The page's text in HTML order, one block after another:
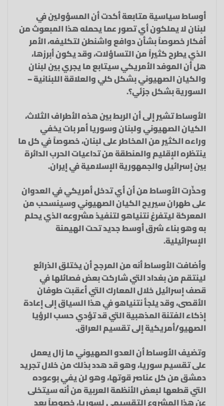
أوساط سياسية متابعة أكدت أن المسؤولين في
لبنان لا يملكون أي تصور عما يحمله هذا المبعوث من
أفكار خصوصاً بشأن دوافع واشنطن لتكليفه، الأمر
الذي يطرح كثيراً من التساؤلات، وقد يكون أبرزها،
هل أن الموفد الأمريكي سيتابع ما يجري بين لبنان
والكيان الصهيوني بشكل كلي والعلاقة اللبنانية –
السورية بشكل جزئي؟.
الأوساط تشير إلى أن الربط بين هذه الأطراف الثلاث،
الكيان الصهيوني ولبنان وسوريا أمر بات يخفي
وراءه الكثير من المخاطر على لبنان، خصوصاً في كل ما
ينتظره الإقليم والمنطقة من تداعيات الحرب الدائرة
بين إسرائيل والجمهورية الإسلامية في إيران.
وحذّرت الأوساط من أن أي تدخل أمريكي في العدوان
على طهران سيريح الكيان الصهيوني وسينسحب من
المعركة ليتفرغ نتنياهو لتنفيذ مشروعه الذي يحلم
به وهو بناء شرق أوسط جديد تحت الهيمنة
الإسرائيلية.
وأضافت الأوساط أنه من المرجح أن يختلق الذرائع
لينتقم من بغداد التي شاركت بعض فصائلها في
قصف إسرائيل خلال المعارك التي أعقبت طوفان
الأقصى، وقد يلجأ نتنياهو في هذا السياق إلى إعادة
إذكاء الفتنة المذهبية التي قد تؤدي حسب الرؤيا
الصهيو/أمريكية إلى تقسيم العراق.
وتضيف الأوساط أن العدو الصهيوني ما زال يعمل
على تقسيم سوريا، وهو قد هدد بذلك من خلال تجريد
دمشق من كل عناصر قوتها، وهو لن يفي بوعوده
التي قطعها لبعض الأنظمة العربية من أنه سيتخلى
عن هذا المشروع التقسيمي لسوريا، خصوصاً بعد